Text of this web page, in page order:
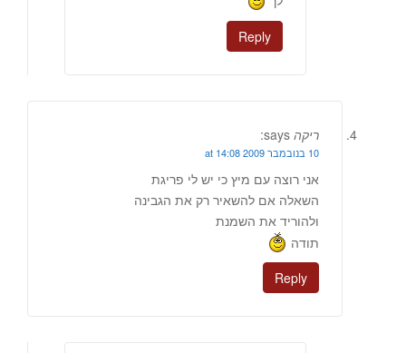
Reply
ריקה says:
10 בנובמבר 2009 at 14:08
אני רוצה עם מיץ כי יש לי פריגת
השאלה אם להשאיר רק את הגבינה
ולהוריד את השמנת
תודה
Reply